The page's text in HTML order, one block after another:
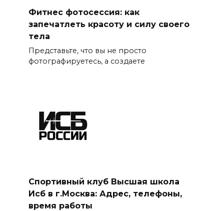
Фитнес фотосессия: как
запечатлеть красоту и силу своего
тела
Представьте, что вы не просто
фотографируетесь, а создаете
Спортивный клуб Высшая школа
Исб в г.Москва: Адрес, телефоны,
время работы